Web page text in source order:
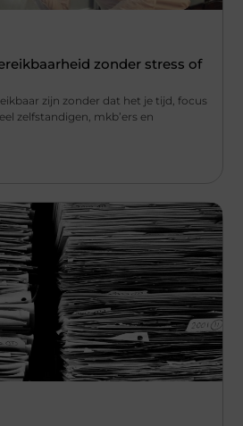
zonder stress of
zijn zonder dat het je tijd, focus
zelfstandigen, mkb’ers en